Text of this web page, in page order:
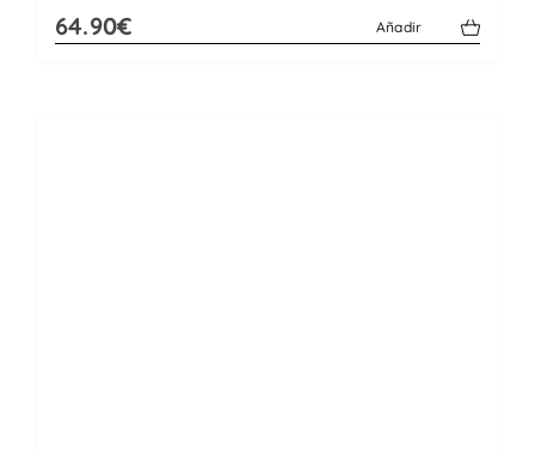
64.90€ Añadir